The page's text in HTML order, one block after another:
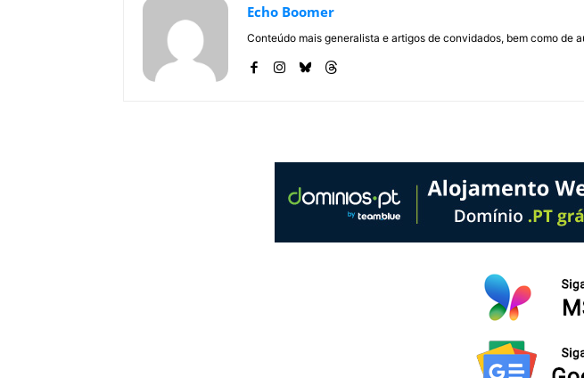
Echo Boomer
Conteúdo mais generalista e artigos de convidados, bem como de